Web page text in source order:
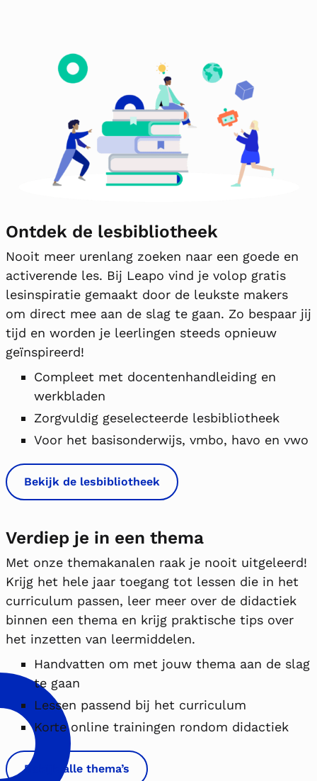
Ontdek de lesbibliotheek
Nooit meer urenlang zoeken naar een goede en
activerende les. Bij Leapo vind je volop gratis
lesinspiratie gemaakt door de leukste makers
om direct mee aan de slag te gaan. Zo bespaar jij
tijd en worden je leerlingen steeds opnieuw
geïnspireerd!
Compleet met docentenhandleiding en
werkbladen
Zorgvuldig geselecteerde lesbibliotheek
Voor het basisonderwijs, vmbo, havo en vwo
Bekijk de lesbibliotheek
Verdiep je in een thema
Met onze themakanalen raak je nooit uitgeleerd!
Krijg het hele jaar toegang tot lessen die in het
curriculum passen, leer meer over de didactiek
binnen een thema en krijg praktische tips over
het inzetten van leermiddelen.
Handvatten om met jouw thema aan de slag
te gaan
Lessen passend bij het curriculum
Korte online trainingen rondom didactiek
Bekijk alle thema’s